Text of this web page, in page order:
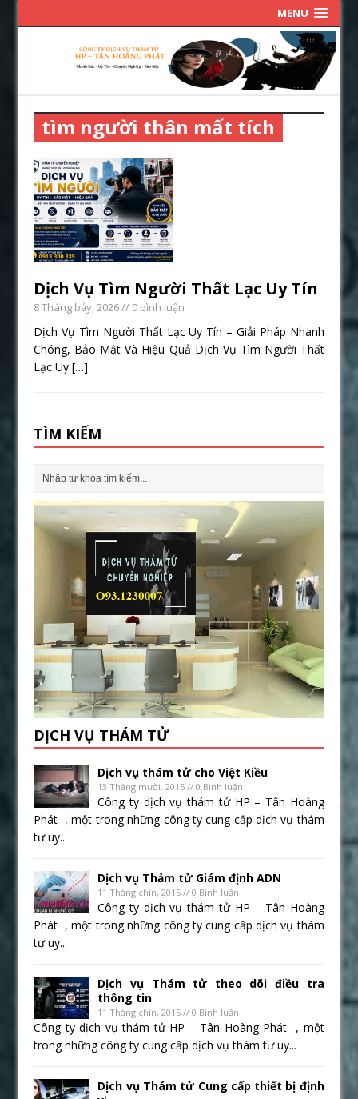
MENU
tìm người thân mất tích
Dịch Vụ Tìm Người Thất Lạc Uy Tín
8 Tháng bảy, 2026// 0 bình luận
Dịch Vụ Tìm Người Thất Lạc Uy Tín – Giải Pháp Nhanh
Chóng, Bảo Mật Và Hiệu Quả Dịch Vụ Tìm Người Thất
Lạc Uy[…]
TÌM KIẾM
DỊCH VỤ THÁM TỬ
Dịch vụ thám tử cho Việt Kiều
13 Tháng mười, 2015 // 0 Bình luận
Công ty dịch vụ thám tử HP – Tân Hoàng
Phát , một trong những công ty cung cấp dịch vụ thám
tư uy...
Dịch vụ Thảm tử Giám định ADN
11 Tháng chín, 2015 // 0 Bình luận
Công ty dịch vụ thám tử HP – Tân Hoàng
Phát , một trong những công ty cung cấp dịch vụ thám
tư uy...
Dịch vụ Thám tử theo dõi điều tra
thông tin
11 Tháng chín, 2015 // 0 Bình luận
Công ty dịch vụ thám tử HP – Tân Hoàng Phát , một
trong những công ty cung cấp dịch vụ thám tư uy...
Dịch vụ Thám tử Cung cấp thiết bị định